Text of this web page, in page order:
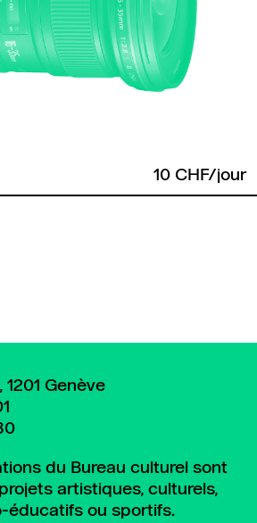
10 CHF/jour
1201 Genève
du Bureau culturel sont
artistiques, culturels,
éducatifs ou sportifs.